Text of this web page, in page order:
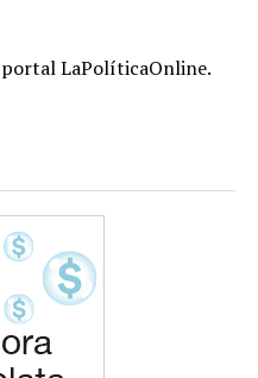
LaPolíticaOnline.